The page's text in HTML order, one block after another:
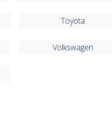
Toyota
Volkswagen